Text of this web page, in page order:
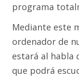
programa
Mediante este
ordenador de
estará al habla
que podrá